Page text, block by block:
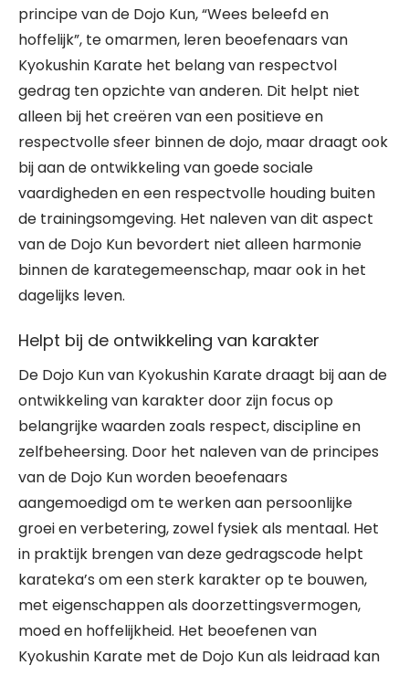
principe van de Dojo Kun, “Wees beleefd en
hoffelijk”, te omarmen, leren beoefenaars van
Kyokushin Karate het belang van respectvol
gedrag ten opzichte van anderen. Dit helpt niet
alleen bij het creëren van een positieve en
respectvolle sfeer binnen de dojo, maar draagt ook
bij aan de ontwikkeling van goede sociale
vaardigheden en een respectvolle houding buiten
de trainingsomgeving. Het naleven van dit aspect
van de Dojo Kun bevordert niet alleen harmonie
binnen de karategemeenschap, maar ook in het
dagelijks leven.
Helpt bij de ontwikkeling van karakter
De Dojo Kun van Kyokushin Karate draagt bij aan de
ontwikkeling van karakter door zijn focus op
belangrijke waarden zoals respect, discipline en
zelfbeheersing. Door het naleven van de principes
van de Dojo Kun worden beoefenaars
aangemoedigd om te werken aan persoonlijke
groei en verbetering, zowel fysiek als mentaal. Het
in praktijk brengen van deze gedragscode helpt
karateka’s om een sterk karakter op te bouwen,
met eigenschappen als doorzettingsvermogen,
moed en hoffelijkheid. Het beoefenen van
Kyokushin Karate met de Dojo Kun als leidraad kan